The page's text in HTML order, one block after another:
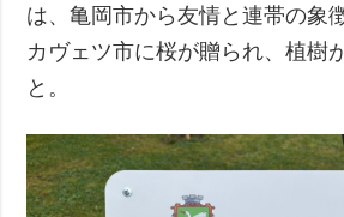
は、亀岡市から友情と連帯の象
カヴェツ市に桜が贈られ、植樹
と。